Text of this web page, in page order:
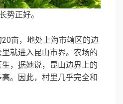
势正好。
亩，地处上海市辖区的边
就进入昆山市界。农场的
，据她说，昆山边界上的
。因此，村里几乎完全和